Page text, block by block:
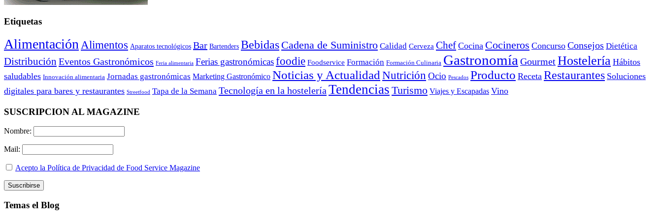
Etiquetas
Alimentación Alimentos Aparatos tecnológicos Bar Bartenders Bebidas Cadena de Suministro Calidad Cerveza Chef Cocina Cocineros Concurso Consejos Dietética
Distribución Eventos Gastronómicos Feria alimentaria Ferias gastronómicasfoodie Foodservice Formación Formación Culinaria Gastronomía GourmetHostelería Hábitos
saludables Innovación alimentaria Jornadas gastronómicas Marketing Gastronómico Noticias y Actualidad Nutrición Ocio Pescados Producto Receta Restaurantes Soluciones
digitales para bares y restaurantes Streetfood Tapa de la Semana Tecnología en la hostelería Tendencias Turismo Viajes y Escapadas Vino
SUSCRIPCION AL MAGAZINE
Nombre:
Mail:
Acepto la Política de Privacidad de Food Service Magazine
Temas el Blog